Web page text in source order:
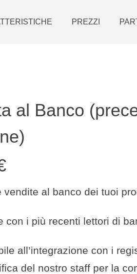
PREZZI
al Banco
vendite al banco dei tuoi
con i più recenti lettori di
all’integrazione con i
del nostro staff per la